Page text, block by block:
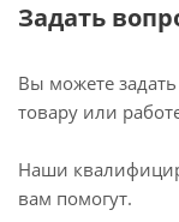
Задать
Вы можете
товару или
Наши
вам помогут.